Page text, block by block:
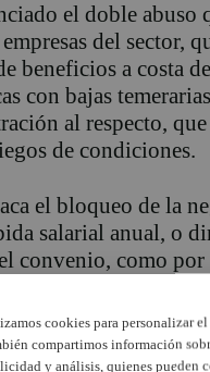
el doble abuso
del sector,
beneficios a costa
con bajas
al respecto,
de condiciones.
el bloqueo de la
salarial anual, o
convenio, como
(horas extras
cookies para personalizar
compartimos información
y análisis, quienes pueden